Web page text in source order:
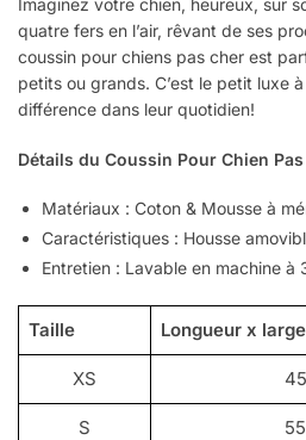
Imaginez votre chien, heureux, sur
quatre fers en l’air, rêvant de ses
coussin pour chiens pas cher est
petits ou grands. C’est le petit luxe
différence dans leur quotidien!
Détails du Coussin Pour Chien
Matériaux : Coton & Mousse à
Caractéristiques : Housse
Entretien : Lavable en machine à
Taille Longueur x
XS
S